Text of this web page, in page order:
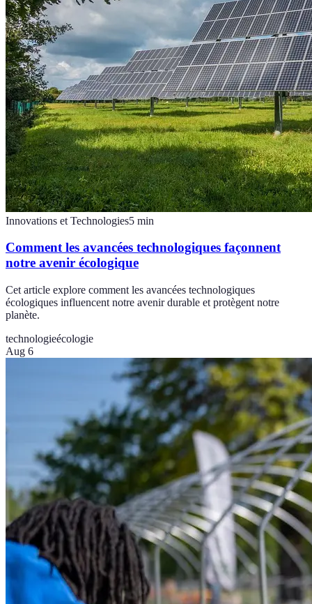
Innovations et Technologies5 min
Comment les avancées technologiques façonnent
notre avenir écologique
Cet article explore comment les avancées technologiques
écologiques influencent notre avenir durable et protègent notre
planète.
technologieécologie
Aug 6